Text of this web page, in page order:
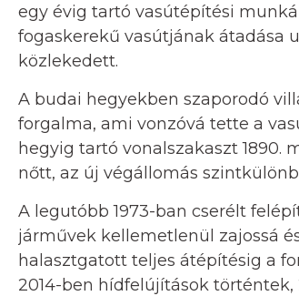
egy évig tartó vasútépítési
fogaskerekű vasútjának átadása
közlekedett.
A budai hegyekben szaporodó
forgalma, ami vonzóvá tette a
hegyig tartó vonalszakaszt 1890.
nőtt, az új végállomás
A legutóbb 1973-ban cserélt
járművek kellemetlenül zajossá
halasztgatott teljes átépítésig a
2014-ben hídfelújítások